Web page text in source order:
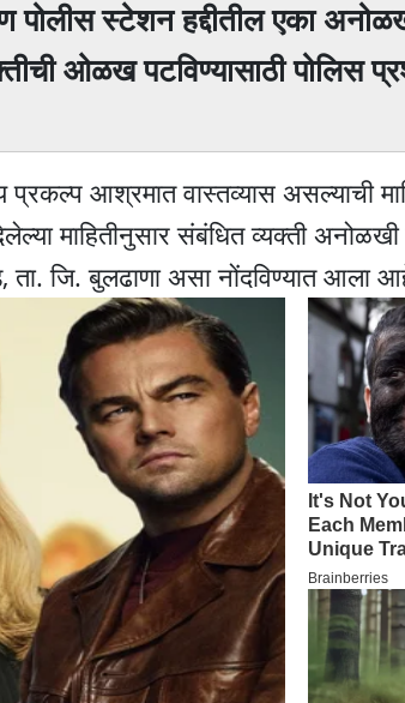
पोलीस स्टेशन हद्दीतील एका
ओळख पटविण्यासाठी पोलिस
आश्रमात वास्तव्यास असल्याची
माहितीनुसार संबंधित व्यक्ती
जि. बुलढाणा असा नोंदविण्यात आला